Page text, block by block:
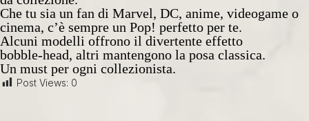
Che tu sia un fan di Marvel, DC, anime, videogame o
cinema, c’è sempre un Pop! perfetto per te.
Alcuni modelli offrono il divertente effetto
bobble‑head, altri mantengono la posa classica.
Un must per ogni collezionista.
Post Views: 0